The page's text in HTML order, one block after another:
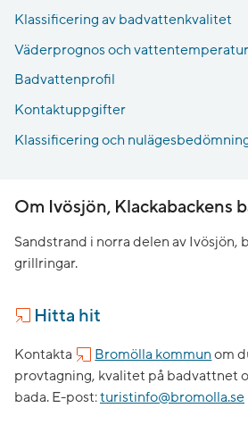
Klassificering av badvattenkvalitet
Väderprognos och vattentemperatur
Badvattenprofil
Kontaktuppgifter
Klassificering och
Om Ivösjön, Klackabackens
Sandstrand i norra delen av Ivösjön,
grillringar.
Hitta hit
Kontakta Bromölla kommun om
provtagning, kvalitet på badvattnet
bada. E-post:turistinfo@bromolla.se